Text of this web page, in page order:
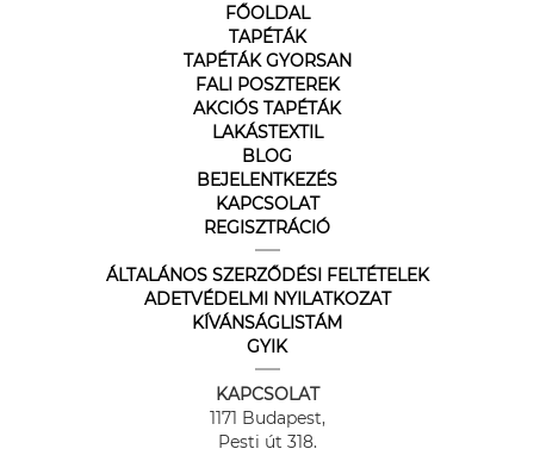
FŐOLDAL
TAPÉTÁK
TAPÉTÁK GYORSAN
FALI POSZTEREK
AKCIÓS TAPÉTÁK
LAKÁSTEXTIL
BLOG
BEJELENTKEZÉS
KAPCSOLAT
REGISZTRÁCIÓ
ÁLTALÁNOS SZERZŐDÉSI FELTÉTELEK
ADETVÉDELMI NYILATKOZAT
KÍVÁNSÁGLISTÁM
GYIK
KAPCSOLAT
1171 Budapest,
Pesti út 318.